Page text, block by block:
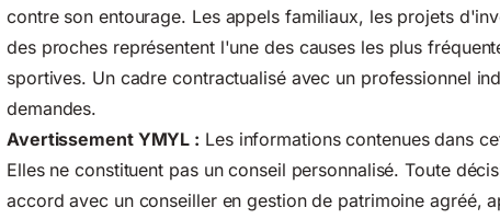
contre son entourage. Les appels familiaux, les projets
des proches représentent l'une des causes les plus
sportives. Un cadre contractualisé avec un professionnel
demandes.
Avertissement YMYL : Les informations contenues dans
Elles ne constituent pas un conseil personnalisé. Toute
accord avec un conseiller en gestion de patrimoine agréé,